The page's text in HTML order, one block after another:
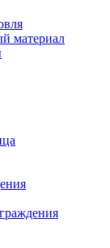
материал